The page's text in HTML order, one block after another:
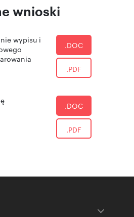
wnioski
wypisu i
.DOC
.PDF
.DOC
.PDF